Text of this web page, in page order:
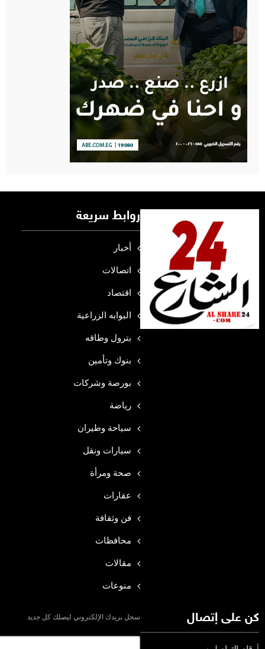
روابط سريعة
أخبار
اتصالات
اقتصاد
البوابه الزراعية
بترول وطاقه
بنوك وتأمين
بورصة وشركات
رياضة
سياحة وطيران
سيارات ونقل
صحة ومرأة
عقارات
فن وثقافة
محافظات
مقالات
منوعات
كن على إتصال سجل بريدك الإلكتروني ليصلك كل جديد